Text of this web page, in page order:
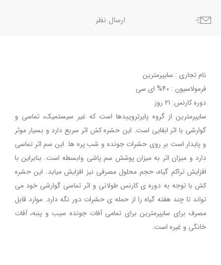
ارسال نظر
نام تجاری : سایپرمترین
فرمولاسیون : 40% ای سی
دوره کارنس: 21 روز
سایپرمترین از گروه پایرتروییدها است که غیر سیستمیک، تماسی و
گوارشی با اثر ابقایی است. این حشره کش اثر سریع دارد و بسیار موثر
و پایدار است بر روی حشرات جونده و شب پره ها. این سم اثر تماسی
دارد و میزان اثر به میزان پوشش سم پاشی وابسطه است. بنابراین با
افزایش تراکم گیاه، حجم محلول مصرفی نیز افزایش میابد. این حشره
کش با توجه به دوره ی کارنس طولانی و اثر تماسی گوارشی خود می
تواند تا چند هفته گیاه را از حمله ی حشرات دور نگه دارد. موارد قابل
مصرف برای سایپرمترین برای تمامی آفات جونده سیب و پنبه، آفات
خانگی و غیره است.